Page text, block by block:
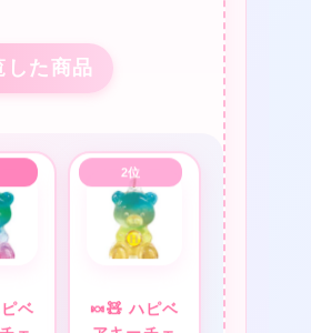
した商品
ベ
🍬🧸 ハピベ